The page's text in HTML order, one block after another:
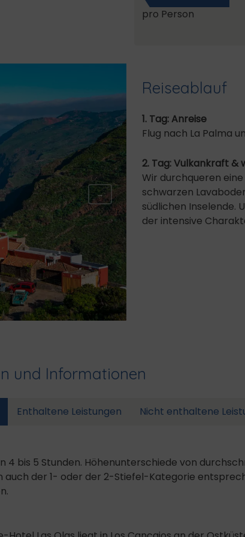
pro Person
→
Reiseablauf
1. Tag: Anreise
Flug nach La Palma
2. Tag: Vulkankraft &
Wir durchqueren
schwarzen
südlichen Inselende.
der intensive
und Informationen
Enthaltene Leistungen Nicht enthaltene
4 bis 5 Stunden. Höhenunterschiede von
auch der 1- oder der 2-Stiefel-Kategorie